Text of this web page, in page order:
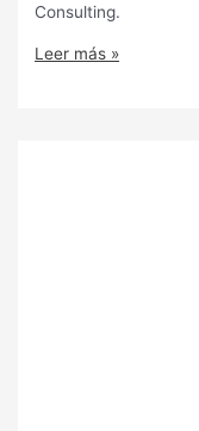
Consulting.
Leer más »